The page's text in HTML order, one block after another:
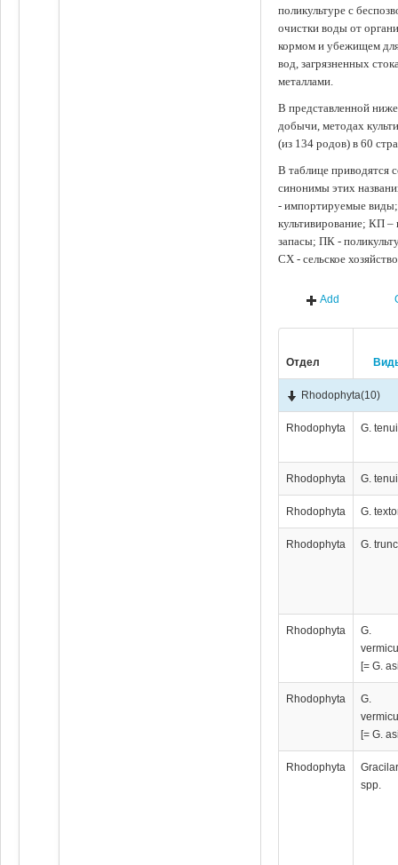
поликультуре с
очистки воды от
кормом и убежищем
вод, загрязненных
металлами.
В представленной
добычи, методах
(из 134 родов) в 60
В таблице приводятся
синонимы этих
- импортируемые
культивирование; КП
запасы; ПК -
СХ - сельское
Add
Отдел
Rhodophyta(10)
Rhodophyta G.
Rhodophyta G.
Rhodophyta G.
Rhodophyta G.
Rhodophyta
G.
[= G.
Rhodophyta
G.
[= G.
Rhodophyta
spp.